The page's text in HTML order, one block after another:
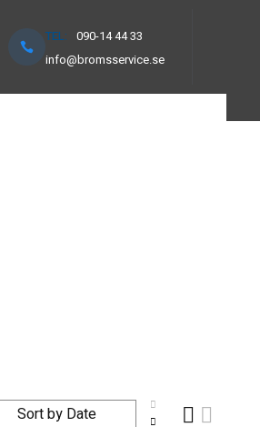
TEL: 090-14 44 33
info@bromsservice.se